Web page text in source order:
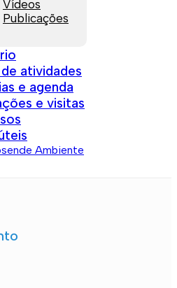
Vídeos
Publicações
atividades
e agenda
e visitas